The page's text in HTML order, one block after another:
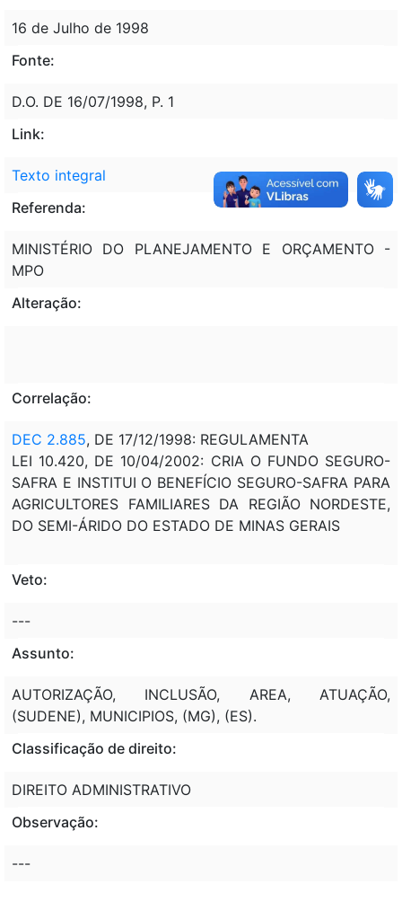
16 de Julho de 1998
Fonte:
D.O. DE 16/07/1998, P. 1
Link:
Texto integral
Referenda:
MINISTÉRIO DO PLANEJAMENTO E ORÇAMENTO -
MPO
Alteração:
Correlação:
DEC 2.885, DE 17/12/1998: REGULAMENTA
LEI 10.420, DE 10/04/2002: CRIA O FUNDO SEGURO-
SAFRA E INSTITUI O BENEFÍCIO SEGURO-SAFRA PARA
AGRICULTORES FAMILIARES DA REGIÃO NORDESTE,
DO SEMI-ÁRIDO DO ESTADO DE MINAS GERAIS
Veto:
---
Assunto:
AUTORIZAÇÃO, INCLUSÃO, AREA, ATUAÇÃO,
(SUDENE), MUNICIPIOS, (MG), (ES).
Classificação de direito:
DIREITO ADMINISTRATIVO
Observação:
---